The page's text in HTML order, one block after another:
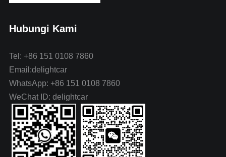
Hubungi Kami
Tel: +86 151 0108 7860
Email:delightcar
WhatsApp: +86 151 0108 7860
WeChat ID: delightcar